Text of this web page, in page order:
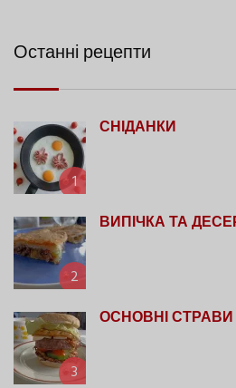
Останні рецепти
1
СНІДАНКИ
2
ВИПІЧКА ТА
3
ОСНОВНІ СТРАВИ